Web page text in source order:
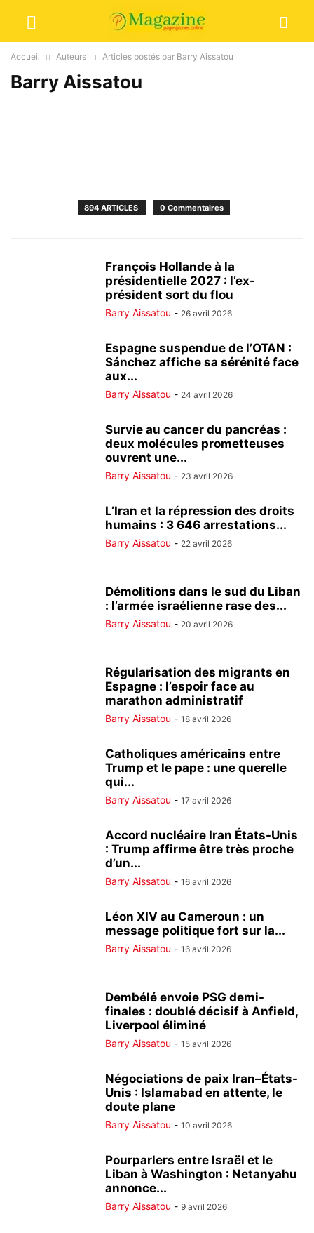
Accueil Auteurs Articles postés par Barry Aissatou
Barry Aissatou
894 ARTICLES 0 Commentaires
François Hollande à la
présidentielle 2027 : l’ex-
président sort du flou
Barry Aissatou - 26 avril 2026
Espagne suspendue de l’OTAN :
Sánchez affiche sa sérénité face
aux...
Barry Aissatou - 24 avril 2026
Survie au cancer du pancréas :
deux molécules prometteuses
ouvrent une...
Barry Aissatou - 23 avril 2026
L’Iran et la répression des droits
humains : 3 646 arrestations...
Barry Aissatou - 22 avril 2026
Démolitions dans le sud du Liban
: l’armée israélienne rase des...
Barry Aissatou - 20 avril 2026
Régularisation des migrants en
Espagne : l’espoir face au
marathon administratif
Barry Aissatou - 18 avril 2026
Catholiques américains entre
Trump et le pape : une querelle
qui...
Barry Aissatou - 17 avril 2026
Accord nucléaire Iran États-Unis
: Trump affirme être très proche
d’un...
Barry Aissatou - 16 avril 2026
Léon XIV au Cameroun : un
message politique fort sur la...
Barry Aissatou - 16 avril 2026
Dembélé envoie PSG demi-
finales : doublé décisif à Anfield,
Liverpool éliminé
Barry Aissatou - 15 avril 2026
Négociations de paix Iran–États-
Unis : Islamabad en attente, le
doute plane
Barry Aissatou - 10 avril 2026
Pourparlers entre Israël et le
Liban à Washington : Netanyahu
annonce...
Barry Aissatou - 9 avril 2026